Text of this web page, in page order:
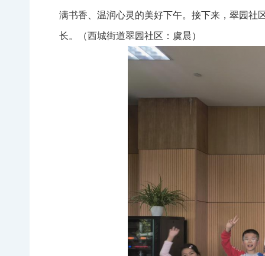
满书香、温润心灵的美好下午。接下来，翠园社
长。（西城街道翠园社区：虞晨）